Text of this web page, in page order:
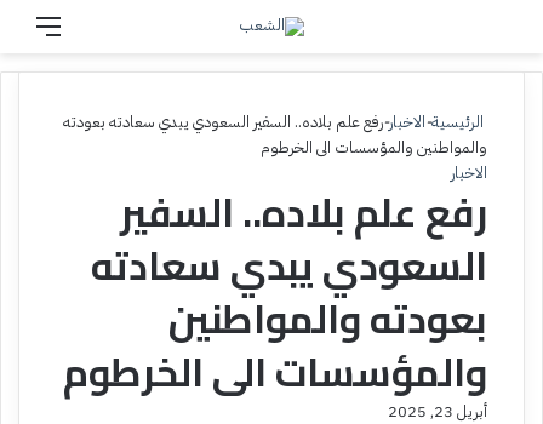
بحث عن
الرئيسية-الاخبار-رفع علم بلاده.. السفير السعودي يبدي سعادته بعودته
والمواطنين والمؤسسات الى الخرطوم
الاخبار
رفع علم بلاده.. السفير
السعودي يبدي سعادته
بعودته والمواطنين
والمؤسسات الى الخرطوم
أبريل 23, 2025